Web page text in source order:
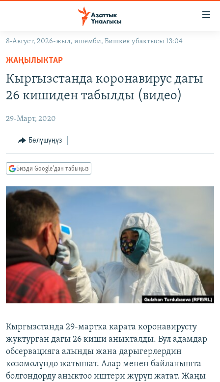
Навигацияга
өтүңүз
Издөөгө
салыңызКЫРГЫЗСТАН
ЭКОНОМИКА
МАДАНИЯТ
ДҮЙНӨ
БОРБОР АЗИЯ
АТАЙЫН ИЛИКТӨӨ
ТВ ПРОГРАММАЛАР
ЭКСПЕРТТЕР ТАЛДАЙТ
БИЗ ЖАНА ДҮЙНӨ
ДАНИСТЕ
ЭЖЕ-СИҢДИЛЕР
АЗАТТЫК+
ЫҢГАЙСЫЗ СУРООЛОР
ӨЗГӨЧӨ ПИКИР
Русский
ОНЛАЙН ШЕРИНЕ
ЭЕ/АРнун бардык сайттары
8-Август, 2026-жыл, ишемби, Бишкек убактысы 13:04
ЖАҢЫЛЫКТАР
Кыргызстанда коронавирус дагы
26 кишиден табылды (видео)
29-Март, 2020
Бөлүшүңүз
Бизди Google'дан табыңыз
Кыргызстанда 29-мартка карата коронавирусту
жуктурган дагы 26 киши аныкталды. Бул адамдар
обсервацияга алынды жана дарыгерлердин
көзөмөлүндө жатышат. Алар менен байланышта
болгондорду аныктоо иштери жүрүп жатат. Жаңы